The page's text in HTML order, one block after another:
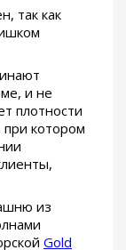
так как
и не
плотности
котором
из
Gold